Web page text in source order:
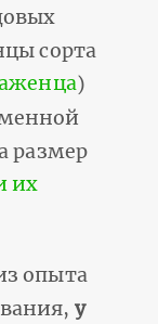
сорта
)
размер
их
опыта
у